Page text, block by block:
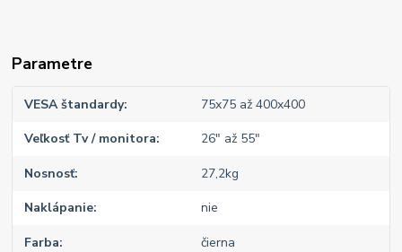
Parametre
VESA štandardy 75x75 až 400x400
Veľkosť Tv / monitora 26" až 55"
Nosnosť 27,2kg
Naklápanie nie
Farba čierna